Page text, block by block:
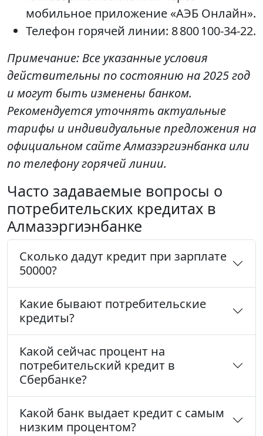
мобильное приложение «АЭБ Онлайн».
Телефон горячей линии: 8 800 100-34-22.
Примечание: Все указанные условия
действительны по состоянию на 2025 год
и могут быть изменены банком.
Рекомендуется уточнять актуальные
тарифы и индивидуальные предложения на
официальном сайте Алмазэргиэнбанка или
по телефону горячей линии.
Часто задаваемые вопросы о
потребительских кредитах в
Алмазэргиэнбанке
Сколько дадут кредит при зарплате
50000?
Какие бывают потребительские
кредиты?
Какой сейчас процент на
потребительский кредит в
Сбербанке?
Какой банк выдает кредит с самым
низким процентом?